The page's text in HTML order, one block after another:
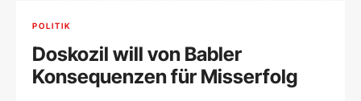
POLITIK
Doskozil will von Babler
Konsequenzen für Misserfolg